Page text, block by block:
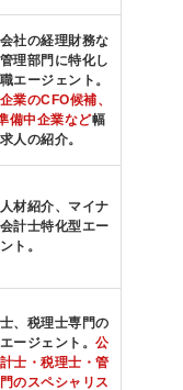
社の経理財務な
理部門に特化し
エージェント。
業のCFO候補、
備中企業など幅
人の紹介。
材紹介、マイナ
計士特化型エー
ト。
、税理士専門の
ージェント。公
士・税理士・管
のスペシャリス